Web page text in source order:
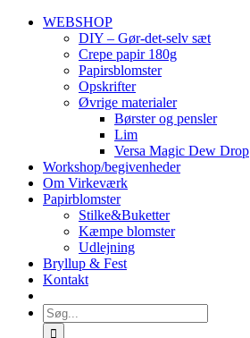
Skip
WEBSHOP
DIY – Gør-det-selv sæt
Crepe papir 180g
Papirsblomster
Opskrifter
Øvrige materialer
Børster og pensler
Lim
Versa Magic Dew Drop
Workshop/begivenheder
Om Virkeværk
Papirblomster
Stilke&Buketter
Kæmpe blomster
Udlejning
Bryllup & Fest
Kontakt
Søg
efter: